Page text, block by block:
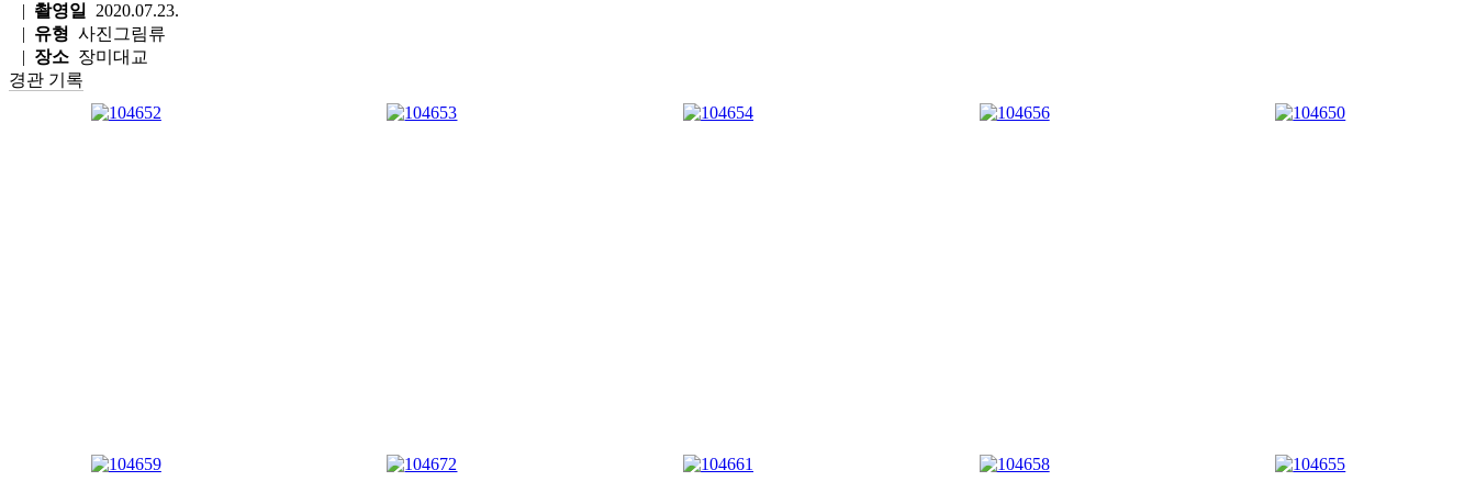
| 촬영일
2020.07.23.
| 유형 사진그림류
| 장소 장미대교
경관 기록